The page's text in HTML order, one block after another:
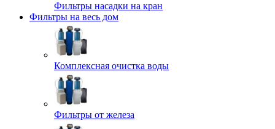
Фильтры насадки на кран
Фильтры на весь дом
Комплексная очистка воды
Фильтры от железа